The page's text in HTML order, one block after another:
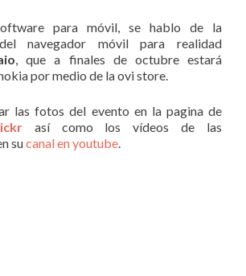
para móvil, se hablo de la
navegador móvil para realidad
, que a finales de octubre estará
por medio de la ovi store.
las fotos del evento en la pagina de
así como los vídeos de las
sucanal en youtube.